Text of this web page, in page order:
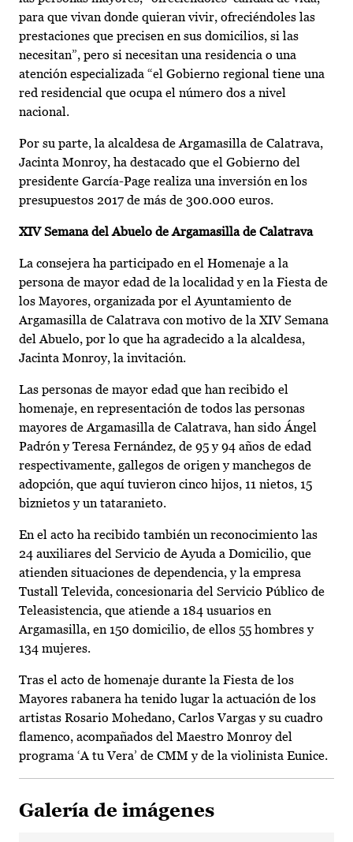
para que vivan donde quieran vivir, ofreciéndoles las
prestaciones que precisen en sus domicilios, si las
necesitan”, pero si necesitan una residencia o una
atención especializada “el Gobierno regional tiene una
red residencial que ocupa el número dos a nivel
nacional.
Por su parte, la alcaldesa de Argamasilla de Calatrava,
Jacinta Monroy, ha destacado que el Gobierno del
presidente García-Page realiza una inversión en los
presupuestos 2017 de más de 300.000 euros.
XIV Semana del Abuelo de Argamasilla de Calatrava
La consejera ha participado en el Homenaje a la
persona de mayor edad de la localidad y en la Fiesta de
los Mayores, organizada por el Ayuntamiento de
Argamasilla de Calatrava con motivo de la XIV Semana
del Abuelo, por lo que ha agradecido a la alcaldesa,
Jacinta Monroy, la invitación.
Las personas de mayor edad que han recibido el
homenaje, en representación de todos las personas
mayores de Argamasilla de Calatrava, han sido Ángel
Padrón y Teresa Fernández, de 95 y 94 años de edad
respectivamente, gallegos de origen y manchegos de
adopción, que aquí tuvieron cinco hijos, 11 nietos, 15
biznietos y un tataranieto.
En el acto ha recibido también un reconocimiento las
24 auxiliares del Servicio de Ayuda a Domicilio, que
atienden situaciones de dependencia, y la empresa
Tustall Televida, concesionaria del Servicio Público de
Teleasistencia, que atiende a 184 usuarios en
Argamasilla, en 150 domicilio, de ellos 55 hombres y
134 mujeres.
Tras el acto de homenaje durante la Fiesta de los
Mayores rabanera ha tenido lugar la actuación de los
artistas Rosario Mohedano, Carlos Vargas y su cuadro
flamenco, acompañados del Maestro Monroy del
programa ‘A tu Vera’ de CMM y de la violinista Eunice.
Galería de imágenes